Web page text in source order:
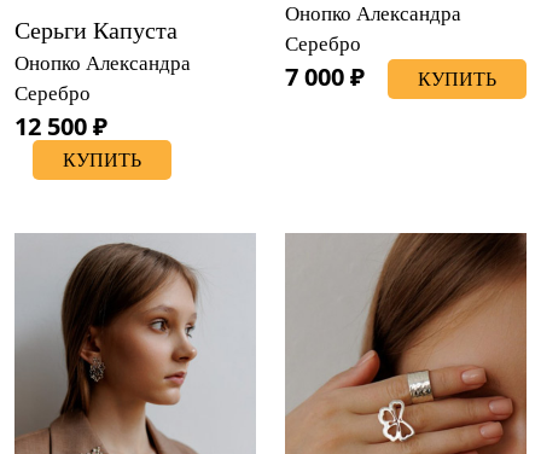
Серьги Капуста
Онопко Александра
Серебро
12 500 ₽
КУПИТЬ
Онопко Александра
Серебро
7 000 ₽ КУПИТЬ